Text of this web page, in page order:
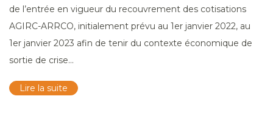
de l’entrée en vigueur du recouvrement des cotisations
AGIRC-ARRCO, initialement prévu au 1er janvier 2022, au
1er janvier 2023 afin de tenir du contexte économique de
sortie de crise...
Lire la suite